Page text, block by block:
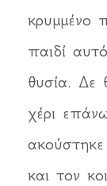
κρυμμένο
παιδί
θυσία. Δε
χέρι
και τον